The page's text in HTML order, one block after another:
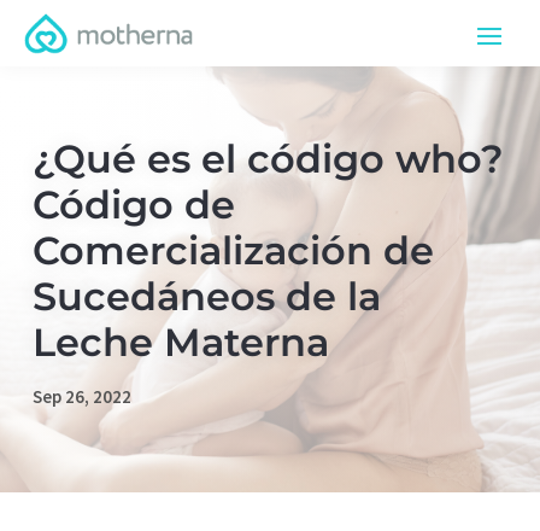
¿Qué es el código who?
Código de
Comercialización de
Sucedáneos de la
Leche Materna
Sep 26, 2022